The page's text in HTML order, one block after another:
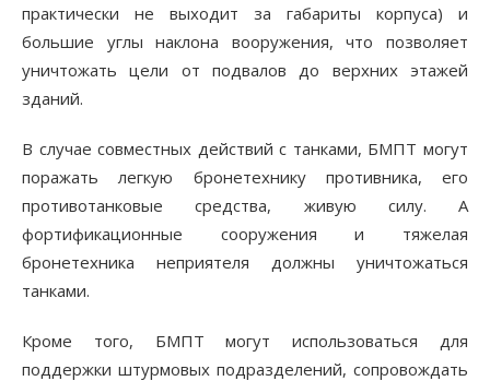
практически не выходит за габариты корпуса) и
большие углы наклона вооружения, что позволяет
уничтожать цели от подвалов до верхних этажей
зданий.
В случае совместных действий с танками, БМПТ могут
поражать легкую бронетехнику противника, его
противотанковые средства, живую силу. А
фортификационные сооружения и тяжелая
бронетехника неприятеля должны уничтожаться
танками.
Кроме того, БМПТ могут использоваться для
поддержки штурмовых подразделений, сопровождать